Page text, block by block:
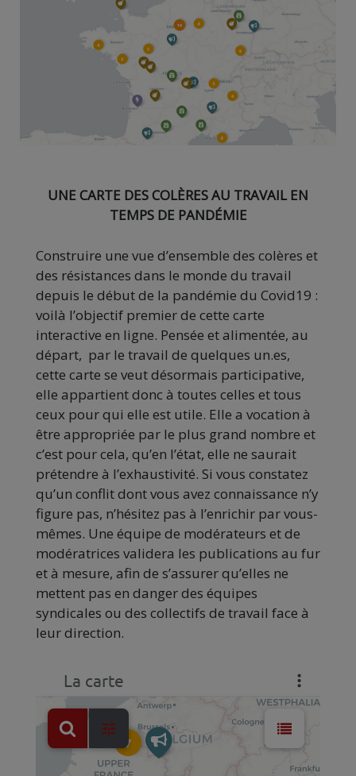
UNE CARTE DES COLÈRES AU TRAVAIL EN
TEMPS DE PANDÉMIE
Construire une vue d’ensemble des colères et
des résistances dans le monde du travail
depuis le début de la pandémie du Covid19 :
voilà l’objectif premier de cette carte
interactive en ligne. Pensée et alimentée, au
départ, par le travail de quelques un.es,
cette carte se veut désormais participative,
elle appartient donc à toutes celles et tous
ceux pour qui elle est utile. Elle a vocation à
être appropriée par le plus grand nombre et
c’est pour cela, qu’en l’état, elle ne saurait
prétendre à l’exhaustivité. Si vous constatez
qu’un conflit dont vous avez connaissance n’y
figure pas, n’hésitez pas à l’enrichir par vous-
mêmes. Une équipe de modérateurs et de
modératrices validera les publications au fur
et à mesure, afin de s’assurer qu’elles ne
mettent pas en danger des équipes
syndicales ou des collectifs de travail face à
leur direction.